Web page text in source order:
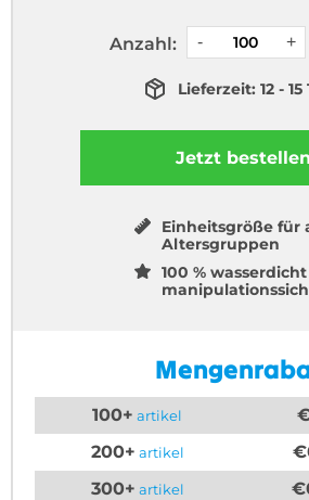
Anzahl:
Lieferzeit: 12 -
Jetzt bestellen
Einheitsgröße für
Altersgruppen
100 % wasserdicht
100+ artikel
200+ artikel
300+ artikel